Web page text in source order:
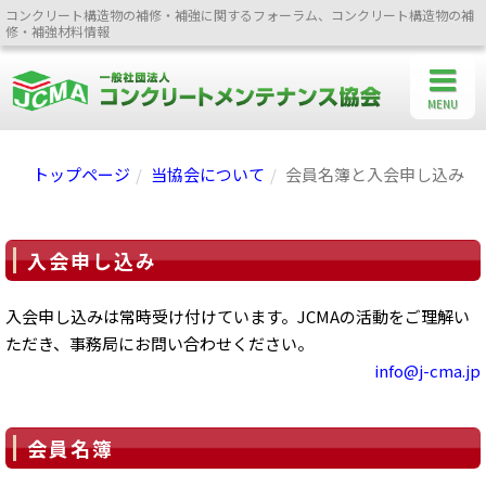
コンクリート構造物の補修・補強に関するフォーラム、コンクリート構造物の補
修・補強材料情報
トップページ 当協会について 会員名簿と入会申し込み
入会申し込み
入会申し込みは常時受け付けています。JCMAの活動をご理解い
ただき、事務局にお問い合わせください。
info@j-cma.jp
会員名簿
MENU